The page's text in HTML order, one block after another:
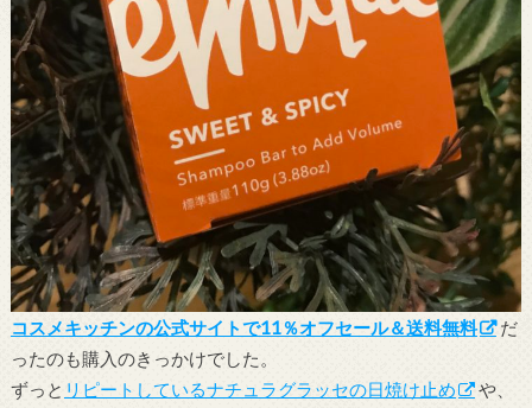
コスメキッチンの公式サイトで11％オフセール＆送料無料
だ
ったのも購入のきっかけでした。
ずっと リピートしているナチュラグラッセの日焼け止め
や、